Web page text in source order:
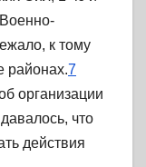
к тому
районах.7
организации
что
действия